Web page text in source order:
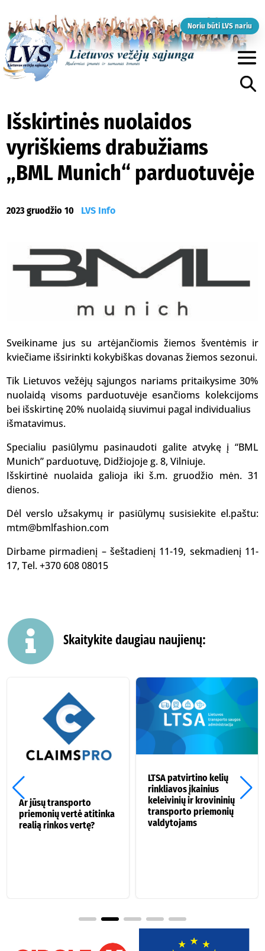
Noriu būti LVS nariu
Išskirtinės nuolaidos
vyriškiems drabužiams
„BML Munich“ parduotuvėje
2023 gruodžio 10 LVS Info
Sveikiname jus su artėjančiomis žiemos šventėmis ir
kviečiame išsirinkti kokybiškas dovanas žiemos sezonui.
Tik Lietuvos vežėjų sąjungos nariams pritaikysime 30%
nuolaidą visoms parduotuvėje esančioms kolekcijoms
bei išskirtinę 20% nuolaidą siuvimui pagal individualius
išmatavimus.
Specialiu pasiūlymu pasinaudoti galite atvykę į “BML
Munich” parduotuvę, Didžiojoje g. 8, Vilniuje.
Išskirtinė nuolaida galioja iki š.m. gruodžio mėn. 31
dienos.
Dėl verslo užsakymų ir pasiūlymų susisiekite el.paštu:
mtm@bmlfashion.com
Dirbame pirmadienį – šeštadienį 11-19, sekmadienį 11-
17, Tel. +370 608 08015
 Skaitykite daugiau naujienų:
Ar jūsų transporto
priemonių vertė atitinka
realią rinkos vertę?
LTSA patvirtino kelių
rinkliavos įkainius
keleivinių ir krovininių
transporto priemonių
valdytojams